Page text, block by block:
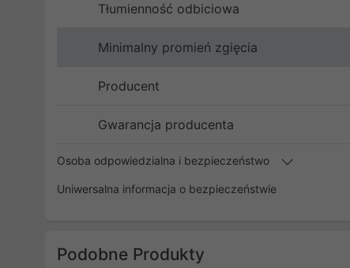
Tłumienność odbiciowa
Minimalny promień zgięcia
Producent
Gwarancja producenta
Osoba odpowiedzialna i bezpieczeństwo
Uniwersalna informacja o bezpieczeństwie
Podobne Produkty